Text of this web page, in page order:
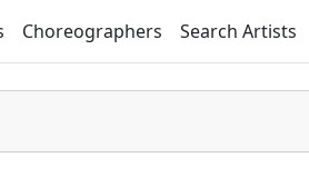
Choreographers Search Artists